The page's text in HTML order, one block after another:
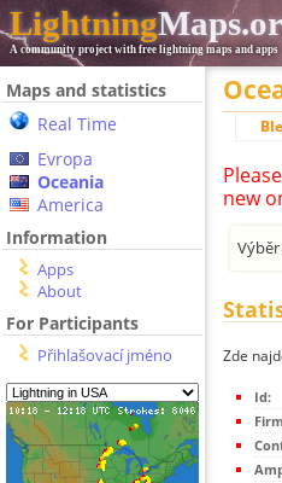
Lightning
A community project with free lightning maps and apps
Maps and statistics
Real Time
Evropa
Oceania
America
Information
Apps
About
For Participants
Přihlašovací jméno
new
Zde
Id: